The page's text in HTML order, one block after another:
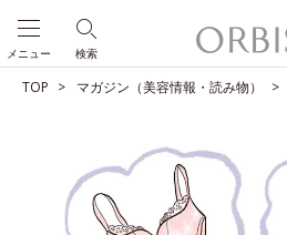
検索
メニュー
TOP マガジン（美容情報・読み物）